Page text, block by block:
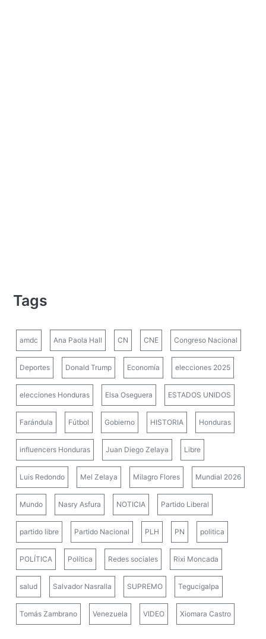
Tags
amdc Ana Paola Hall CN CNE Congreso Nacional
Deportes Donald Trump Economía elecciones 2025
elecciones Honduras Elsa Oseguera ESTADOS UNIDOS
Farándula Fútbol Gobierno HISTORIA Honduras
influencers Honduras Juan Diego Zelaya Libre
Luis Redondo Mel Zelaya Milagro Flores Mundial 2026
Mundo Nasry Asfura NOTICIA Partido Liberal
partido libre Partido Nacional PLH PN politica
POLÍTICA Política Redes sociales Rixi Moncada
salud Salvador Nasralla SUPREMO Tegucigalpa
Tomás Zambrano Venezuela VIDEO Xiomara Castro